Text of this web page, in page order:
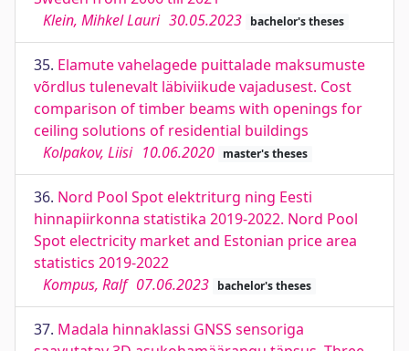
Klein, Mihkel Lauri 30.05.2023 bachelor's theses
35. Elamute vahelagede puittalade maksumuste
võrdlus tulenevalt läbiviikude vajadusest. Cost
comparison of timber beams with openings for
ceiling solutions of residential buildings
Kolpakov, Liisi 10.06.2020 master's theses
36. Nord Pool Spot elektriturg ning Eesti
hinnapiirkonna statistika 2019-2022. Nord Pool
Spot electricity market and Estonian price area
statistics 2019-2022
Kompus, Ralf 07.06.2023 bachelor's theses
37. Madala hinnaklassi GNSS sensoriga